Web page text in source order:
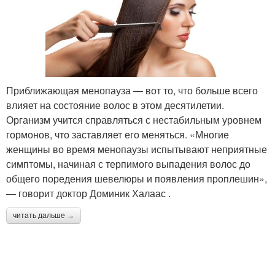
Приближающая менопауза — вот то, что больше всего
влияет на состояние волос в этом десятилетии.
Организм учится справляться с нестабильным уровнем
гормонов, что заставляет его меняться. «Многие
женщины во время менопаузы испытывают неприятные
симптомы, начиная с терпимого выпадения волос до
общего поредения шевелюры и появления проплешин»,
— говорит доктор Доминик Халаас .
читать дальше →